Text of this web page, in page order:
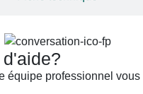
équipe professionnel vous